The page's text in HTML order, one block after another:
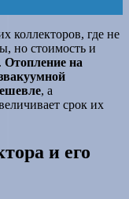
коллекторов, где не
но стоимость и
Отопление на
, а
срок их
и его